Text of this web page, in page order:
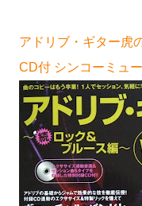
アドリブ・ギター虎
CD付 シンコーミュ